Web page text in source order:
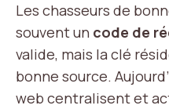
Les chasseurs de
souvent un code de
valide, mais la clé
bonne source.
web centralisent et